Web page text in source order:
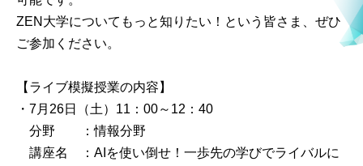
ZEN大学についてもっと知りたい！という皆さま、ぜひ
ご参加ください。
【ライブ模擬授業の内容】
・7月26日（土）11：00～12：40
分野 ：情報分野
講座名 ：AIを使い倒せ！一歩先の学びでライバルに